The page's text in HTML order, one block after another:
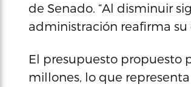
de Senado. “Al disminuir
administración reafirma
El presupuesto propuesto
millones, lo que